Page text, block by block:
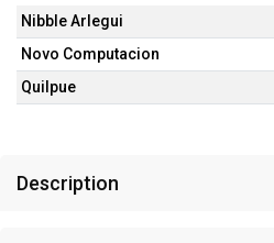
Nibble Arlegui
Novo Computacion
Quilpue
Description